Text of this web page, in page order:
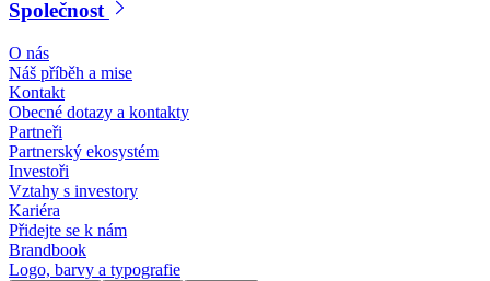
Společnost
O nás
Náš příběh a mise
Kontakt
Obecné dotazy a kontakty
Partneři
Partnerský ekosystém
Investoři
Vztahy s investory
Kariéra
Přidejte se k nám
Brandbook
Logo, barvy a typografie